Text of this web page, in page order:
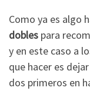
Como ya es algo
dobles para
y en este caso a
que hacer es
dos primeros en